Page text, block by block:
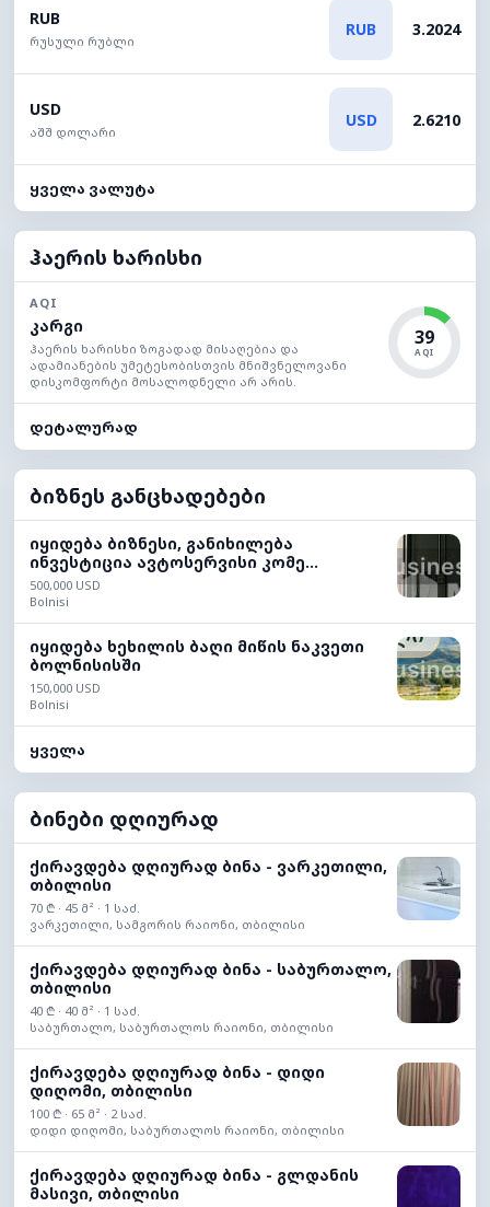
RUB
რუსული რუბლი
RUB 3.2024
USD
აშშ დოლარი
USD 2.6210
ყველა ვალუტა
ჰაერის ხარისხი
AQI
კარგი
ჰაერის ხარისხი ზოგადად მისაღებია და
ადამიანების უმეტესობისთვის მნიშვნელოვანი
დისკომფორტი მოსალოდნელი არ არის.
39
AQI
დეტალურად
ბიზნეს განცხადებები
იყიდება ბიზნესი, განიხილება
ინვესტიცია ავტოსერვისი კომე...
500,000 USD
Bolnisi
იყიდება ხეხილის ბაღი მიწის ნაკვეთი
ბოლნისისში
150,000 USD
Bolnisi
ყველა
ბინები დღიურად
ქირავდება დღიურად ბინა - ვარკეთილი,
თბილისი
70 ₾ · 45 მ² · 1 საძ.
ვარკეთილი, სამგორის რაიონი, თბილისი
ქირავდება დღიურად ბინა - საბურთალო,
თბილისი
40 ₾ · 40 მ² · 1 საძ.
საბურთალო, საბურთალოს რაიონი, თბილისი
ქირავდება დღიურად ბინა - დიდი
დიღომი, თბილისი
100 ₾ · 65 მ² · 2 საძ.
დიდი დიღომი, საბურთალოს რაიონი, თბილისი
ქირავდება დღიურად ბინა - გლდანის
მასივი, თბილისი